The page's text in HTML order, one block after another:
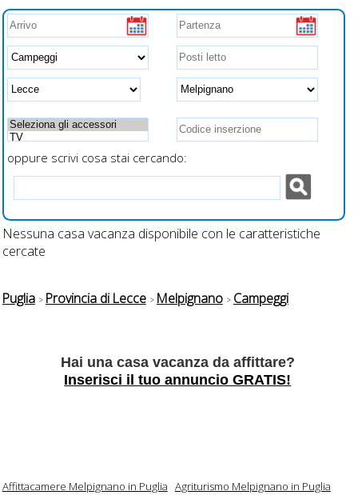
Lavatrice, Animali
ammessi, Barbecue,
Spazi esterni, Zanzariere,
ventilatori a soffitto, asse
e ferro da stiro,
asciugacapelli, prese USB
Animali ammessi,
Barbecue, Spazi esterni,
Zanzariere, Internet
oppure scrivi cosa stai cercando:
Nessuna casa vacanza disponibile con le caratteristiche
cercate
Puglia Provincia di Lecce Melpignano Campeggi
Hai una casa vacanza da affittare?
Inserisci il tuo annuncio GRATIS!
Affittacamere Melpignano in Puglia Agriturismo Melpignano in Puglia